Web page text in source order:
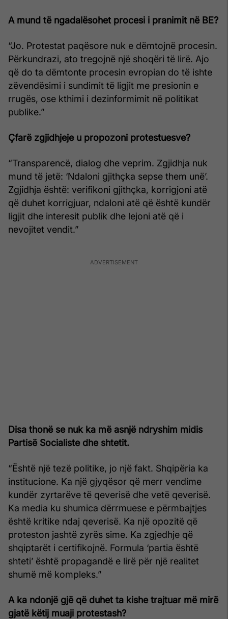
A mund të ngadalësohet procesi i pranimit në BE?
“Jo. Protestat paqësore nuk e dëmtojnë procesin.
Përkundrazi, ato tregojnë një shoqëri të lirë. Ajo
që do ta dëmtonte procesin evropian do të ishte
zëvendësimi i sundimit të ligjit me presionin e
rrugës, ose kthimi i dezinformimit në politikat
publike.”
Çfarë zgjidhjeje u propozoni protestuesve?
“Transparencë, dialog dhe veprim. Zgjidhja nuk
mund të jetë: ‘Ndaloni gjithçka sepse them unë’.
Zgjidhja është: verifikoni gjithçka, korrigjoni atë
që duhet korrigjuar, ndaloni atë që është kundër
ligjit dhe interesit publik dhe lejoni atë që i
nevojitet vendit.”
Disa thonë se nuk ka më asnjë ndryshim midis
Partisë Socialiste dhe shtetit.
“Është një tezë politike, jo një fakt. Shqipëria ka
institucione. Ka një gjyqësor që merr vendime
kundër zyrtarëve të qeverisë dhe vetë qeverisë.
Ka media ku shumica dërrmuese e përmbajtjes
është kritike ndaj qeverisë. Ka një opozitë që
proteston jashtë zyrës sime. Ka zgjedhje që
shqiptarët i certifikojnë. Formula ‘partia është
shteti’ është propagandë e lirë për një realitet
shumë më kompleks.”
A ka ndonjë gjë që duhet ta kishe trajtuar më mirë
gjatë këtij muaji protestash?